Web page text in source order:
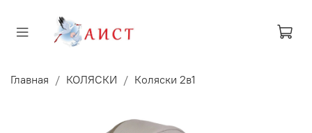
Главная КОЛЯСКИ Коляски 2в1